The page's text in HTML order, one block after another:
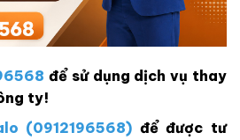
để sử dụng dịch vụ thay
ty!
(0912196568) để được tư